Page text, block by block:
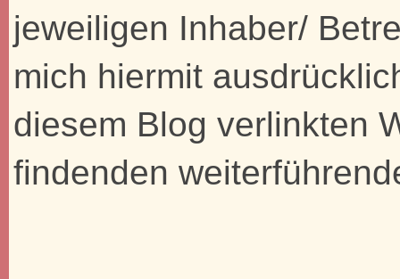
jeweiligen Inhaber/
mich hiermit
diesem Blog verlinkten
findenden